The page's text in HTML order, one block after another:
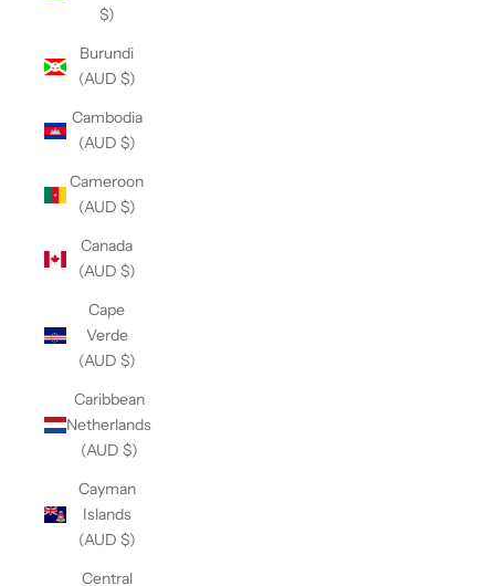
$)
Burundi
(AUD $)
Cambodia
(AUD $)
Cameroon
(AUD $)
Canada
(AUD $)
Cape
Verde
(AUD $)
Caribbean
Netherlands
(AUD $)
Cayman
Islands
(AUD $)
Central